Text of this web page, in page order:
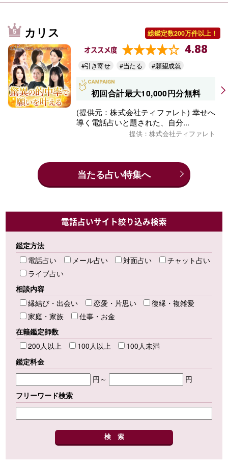
カリス 総鑑定数200万件以上！
オススメ度 4.88
#引き寄せ #当たる #願望成就
初回合計最大10,000円分無料
(提供元：株式会社ティファレト) 幸せへ
導く電話占いと題された、自分...
提供：株式会社ティファレト
当たる占い特集へ
電話占いサイト絞り込み検索
鑑定方法
電話占い
メール占い 対面占い
チャット占い
ライブ占い
相談内容
縁結び・出会い
恋愛・片思い
復縁・複雑愛
家庭・家族
仕事・お金
在籍鑑定師数
200人以上
100人以上
100人未満
鑑定料金
円～
円
フリーワード検索